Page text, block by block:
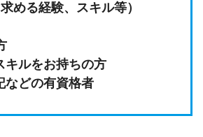
める経験、スキル等）
キルをお持ちの方
などの有資格者